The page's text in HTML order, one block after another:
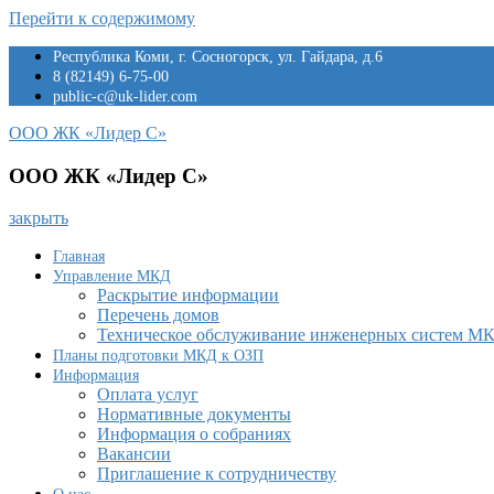
Перейти к содержимому
Республика Коми, г. Сосногорск, ул. Гайдара, д.6
8 (82149) 6-75-00
public-c@uk-lider.com
ООО ЖК «Лидер С»
ООО ЖК «Лидер С»
закрыть
Главная
Управление МКД
Раскрытие информации
Перечень домов
Техническое обслуживание инженерных систем
Планы подготовки МКД к ОЗП
Информация
Оплата услуг
Нормативные документы
Информация о собраниях
Вакансии
Приглашение к сотрудничеству